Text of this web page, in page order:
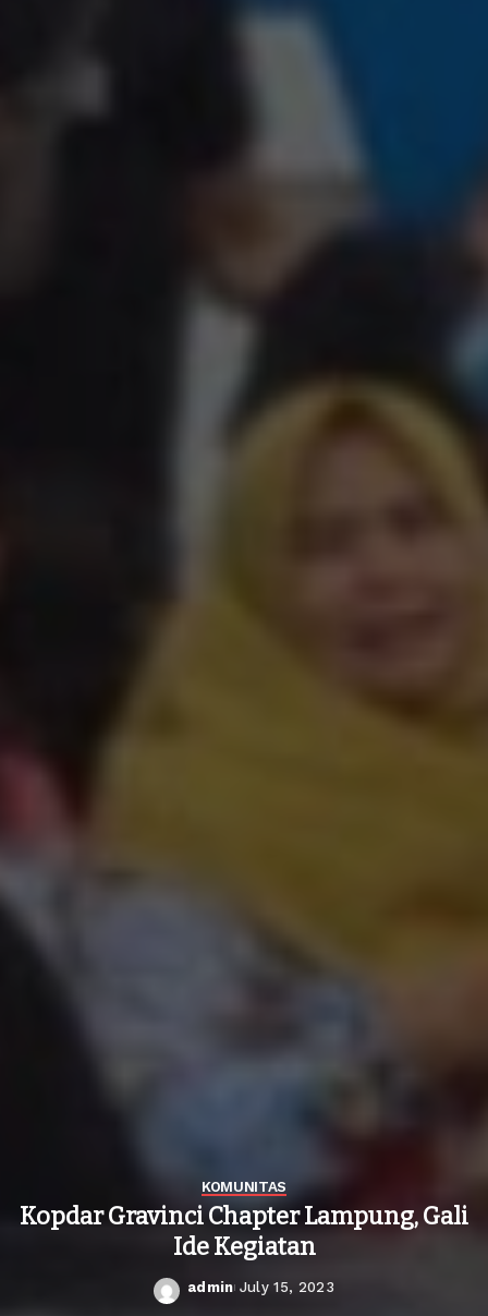
KOMUNITAS
Kopdar Gravinci Chapter Lampung, Gali
Ide Kegiatan
Posted
admin July 15, 2023